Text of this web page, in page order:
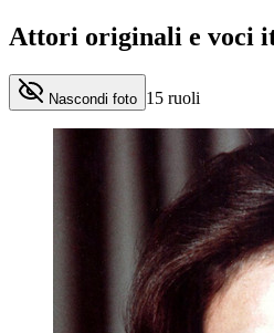
Attori originali e voci
Nascondi foto 15 ruoli